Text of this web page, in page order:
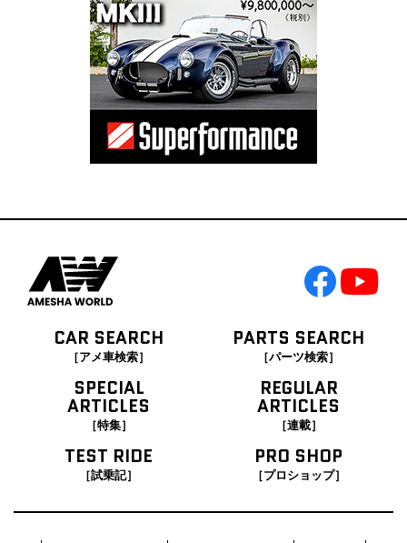
CAR SEARCH
［アメ車検索］
PARTS SEARCH
［パーツ検索］
SPECIAL
ARTICLES
［特集］
REGULAR
ARTICLES
［連載］
TEST RIDE
［試乗記］
PRO SHOP
［プロショップ］